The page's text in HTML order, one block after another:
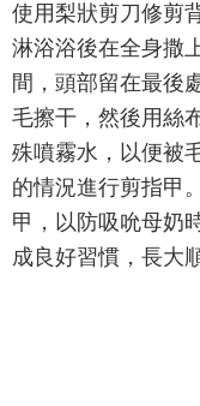
使用梨狀剪刀
淋浴浴後在全身撒
間，頭部留在
毛擦干，然後用絲
殊噴霧水，以
的情況進行剪指甲
甲，以防吸吮母奶
成良好習慣，